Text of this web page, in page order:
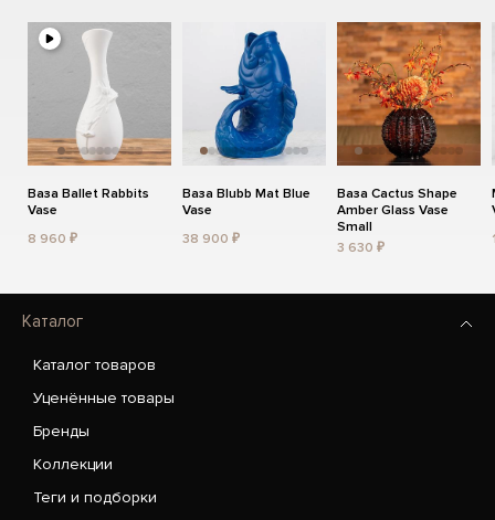
Ваза Ballet Rabbits
Vase
8 960 ₽
Ваза Blubb Mat Blue
Vase
38 900 ₽
Ваза Cactus Shape
Amber Glass Vase
Small
3 630 ₽
Каталог
Каталог товаров
Уценённые товары
Бренды
Коллекции
Теги и подборки